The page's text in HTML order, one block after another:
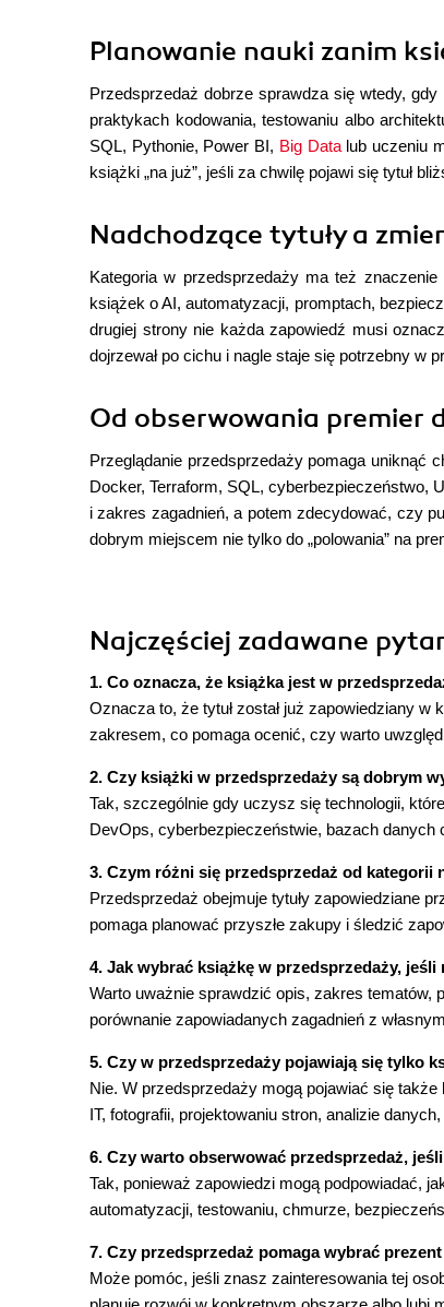
Planowanie nauki zanim
Przedsprzedaż dobrze sprawdza się wtedy,
praktykach kodowania, testowaniu albo
SQL, Pythonie, Power BI, Big Datalub uczeniu
książki „na już”, jeśli za chwilę pojawi się tytuł
Nadchodzące tytuły a
Kategoria w przedsprzedaży ma też
książek o AI, automatyzacji, promptach,
drugiej strony nie każda zapowiedź musi
dojrzewał po cichu i nagle staje się potrzebny w
Od obserwowania premier
Przeglądanie przedsprzedaży pomaga uniknąć
Docker, Terraform, SQL, cyberbezpieczeństwo,
i zakres zagadnień, a potem zdecydować, czy
dobrym miejscem nie tylko do „polowania” na
Najczęściej zadawane
1. Co oznacza, że książka jest w
Oznacza to, że tytuł został już zapowiedziany
zakresem, co pomaga ocenić, czy warto
2. Czy książki w przedsprzedaży są dobrym
Tak, szczególnie gdy uczysz się technologii,
DevOps, cyberbezpieczeństwie, bazach danych
3. Czym różni się przedsprzedaż od kategorii
Przedsprzedaż obejmuje tytuły zapowiedziane
pomaga planować przyszłe zakupy i śledzić
4. Jak wybrać książkę w przedsprzedaży,
Warto uważnie sprawdzić opis, zakres tematów,
porównanie zapowiadanych zagadnień z
5. Czy w przedsprzedaży pojawiają się tylko
Nie. W przedsprzedaży mogą pojawiać się
IT, fotografii, projektowaniu stron, analizie
6. Czy warto obserwować przedsprzedaż,
Tak, ponieważ zapowiedzi mogą podpowiadać,
automatyzacji, testowaniu, chmurze,
7. Czy przedsprzedaż pomaga wybrać
Może pomóc, jeśli znasz zainteresowania tej